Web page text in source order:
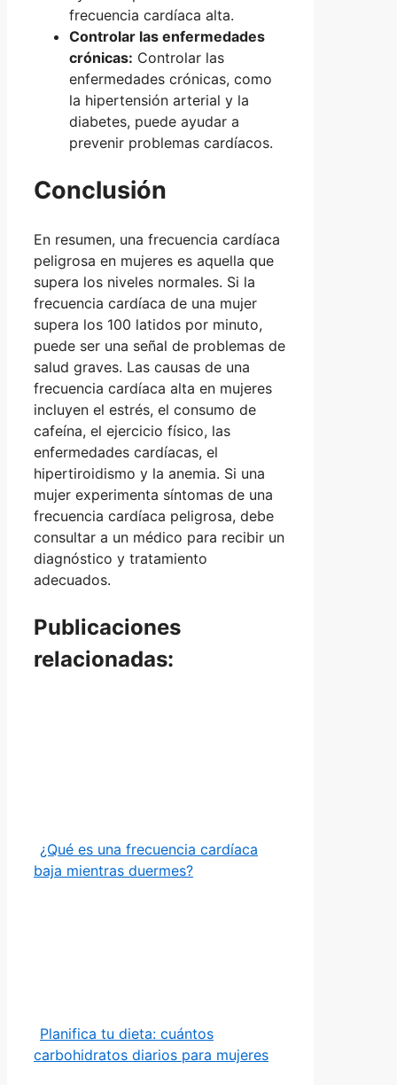
frecuencia cardíaca alta.
Controlar las enfermedades
crónicas: Controlar las
enfermedades crónicas, como
la hipertensión arterial y la
diabetes, puede ayudar a
prevenir problemas cardíacos.
Conclusión
En resumen, una frecuencia cardíaca
peligrosa en mujeres es aquella que
supera los niveles normales. Si la
frecuencia cardíaca de una mujer
supera los 100 latidos por minuto,
puede ser una señal de problemas de
salud graves. Las causas de una
frecuencia cardíaca alta en mujeres
incluyen el estrés, el consumo de
cafeína, el ejercicio físico, las
enfermedades cardíacas, el
hipertiroidismo y la anemia. Si una
mujer experimenta síntomas de una
frecuencia cardíaca peligrosa, debe
consultar a un médico para recibir un
diagnóstico y tratamiento
adecuados.
Publicaciones
relacionadas:
¿Qué es una frecuencia cardíaca
baja mientras duermes?
Planifica tu dieta: cuántos
carbohidratos diarios para mujeres